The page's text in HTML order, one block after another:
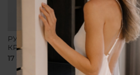
РУБАШКА СВОБОДНОГО
КРОЯ БЕЛАЯ
17 800 ₽